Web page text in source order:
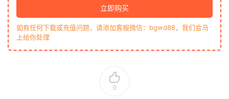
立即购买
如有任何下载或充值问题，请添加客服微信：bgwd88，我们会马
上给你处理
0